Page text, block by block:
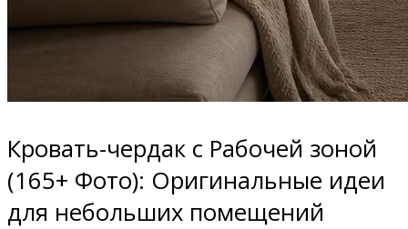
Кровать-чердак с Рабочей зоной
(165+ Фото): Оригинальные идеи
для небольших помещений